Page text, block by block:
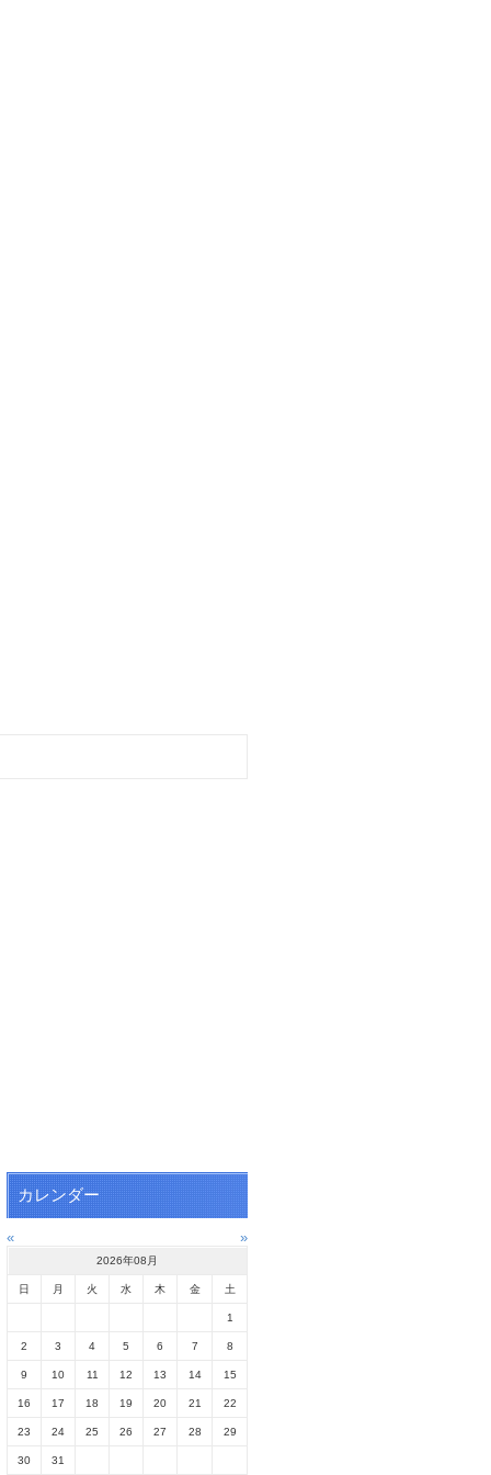
カレンダー
« »
2026年08月
日 月 火 水 木 金 土
1
2 3 4 5 6 7 8
9 10 11 12 13 14 15
16 17 18 19 20 21 22
23 24 25 26 27 28 29
30 31